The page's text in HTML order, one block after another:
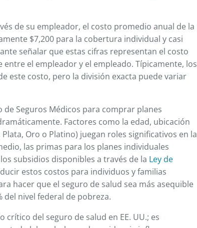
de su empleador, el costo promedio anual de la
$7,200 para la cobertura individual y casi
señalar que estas cifras representan el costo
el empleador y el empleado. Típicamente, los
este costo, pero la división exacta puede variar
Seguros Médicos para comprar planes
Factores como la edad, ubicación
Oro o Platino) juegan roles significativos en la
las primas para los planes individuales
subsidios disponibles a través de la Ley de
estos costos para individuos y familias
hacer que el seguro de salud sea más asequible
del nivel federal de pobreza.
del seguro de salud en EE. UU.; es